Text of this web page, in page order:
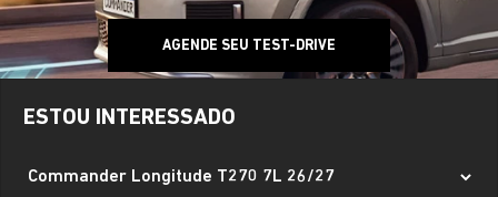
ESTOU INTERESSADO
AGENDE SEU TEST-DRIVE